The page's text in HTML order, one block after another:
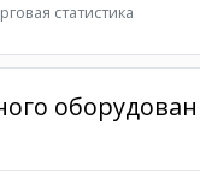
статистика